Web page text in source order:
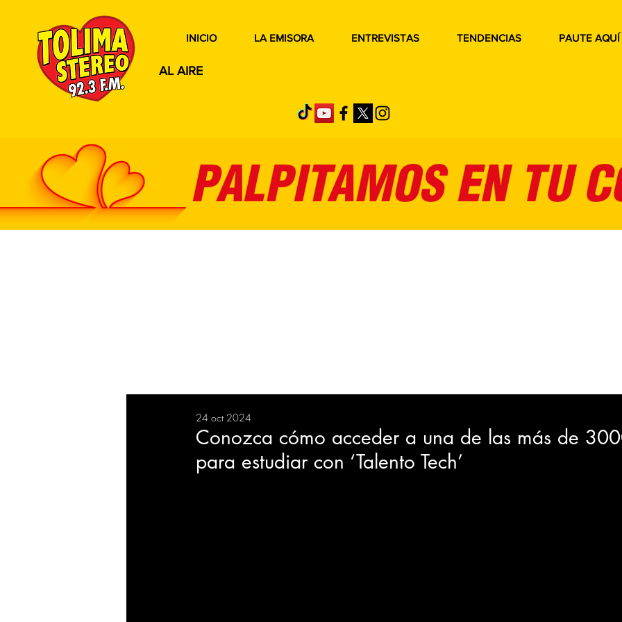
AL AIRE
INICIO LA EMISORA ENTREVISTAS TENDENCIAS PAUTE AQUÍ
BIENESTAR EVENTOS
EMPRESAS
Conozca cómo acceder a una de las más de
para estudiar con ‘Talento Tech’
24 oct 2024